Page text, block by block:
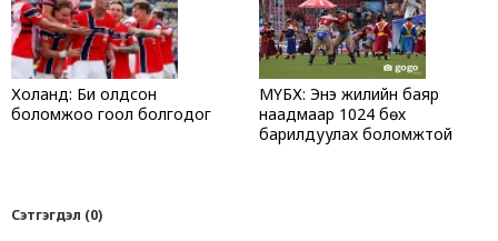
Холанд: Би олдсон
боломжоо гоол болгодог
МҮБХ: Энэ жилийн баяр
наадмаар 1024 бөх
барилдуулах боломжтой
Сэтгэгдэл (0)